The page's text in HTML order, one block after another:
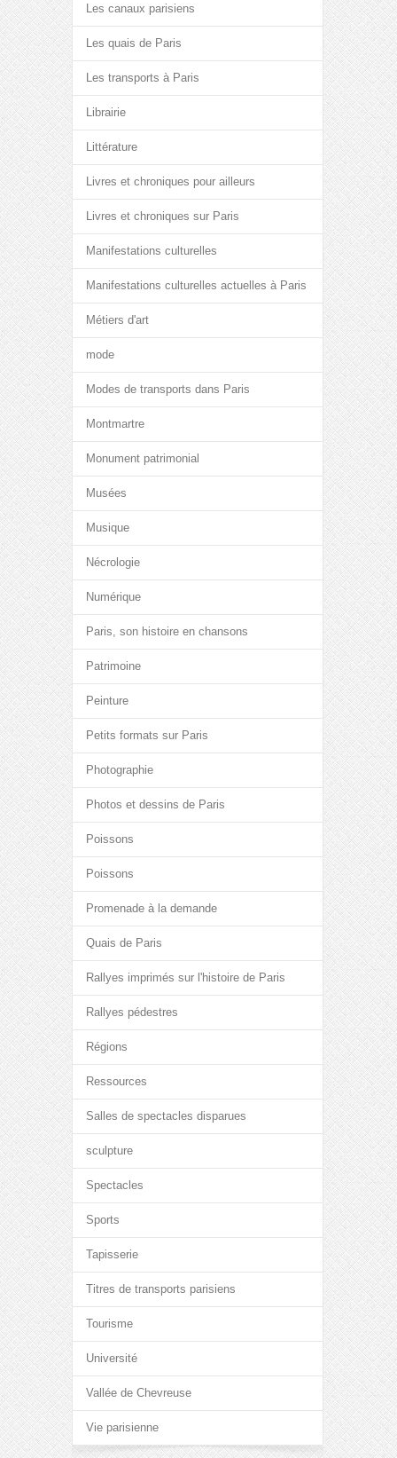
Les canaux parisiens
Les quais de Paris
Les transports à Paris
Librairie
Littérature
Livres et chroniques pour ailleurs
Livres et chroniques sur Paris
Manifestations culturelles
Manifestations culturelles actuelles à Paris
Métiers d'art
mode
Modes de transports dans Paris
Montmartre
Monument patrimonial
Musées
Musique
Nécrologie
Numérique
Paris, son histoire en chansons
Patrimoine
Peinture
Petits formats sur Paris
Photographie
Photos et dessins de Paris
Poissons
Poissons
Promenade à la demande
Quais de Paris
Rallyes imprimés sur l'histoire de Paris
Rallyes pédestres
Régions
Ressources
Salles de spectacles disparues
sculpture
Spectacles
Sports
Tapisserie
Titres de transports parisiens
Tourisme
Université
Vallée de Chevreuse
Vie parisienne